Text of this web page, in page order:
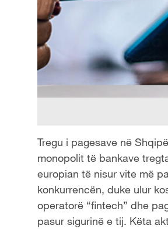
Tregu i pagesave në
monopolit të bankave
europian të nisur vite më
konkurrencën, duke ulur
operatorë “fintech” dhe
pasur sigurinë e tij. Këta